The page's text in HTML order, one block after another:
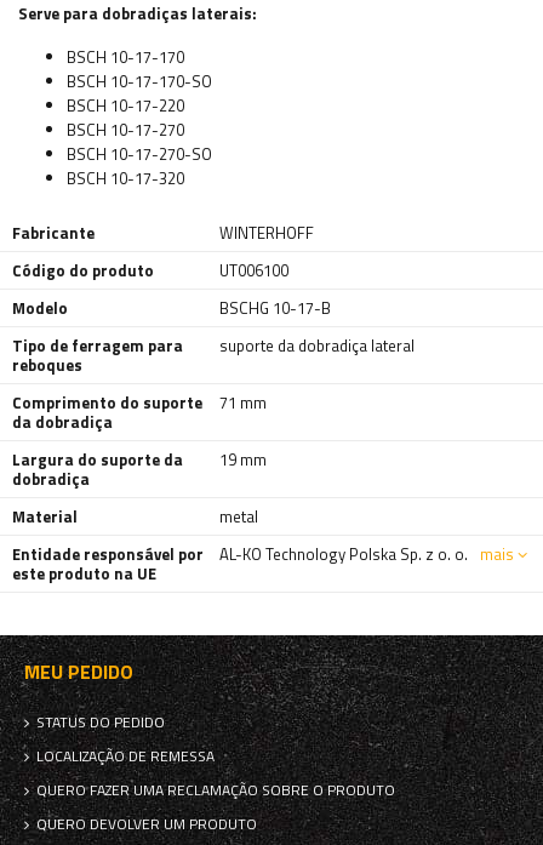
Serve para dobradiças laterais:
BSCH 10-17-170
BSCH 10-17-170-SO
BSCH 10-17-220
BSCH 10-17-270
BSCH 10-17-270-SO
BSCH 10-17-320
Fabricante
WINTERHOFF
Código do produto
UT006100
Modelo
BSCHG 10-17-B
Tipo de ferragem para
reboques
suporte da dobradiça lateral
Comprimento do suporte
da dobradiça
71 mm
Largura do suporte da
dobradiça
19 mm
Material
metal
Entidade responsável por
este produto na UE
AL-KO Technology Polska Sp. z o. o. mais
MEU PEDIDO
STATUS DO PEDIDO
LOCALIZAÇÃO DE REMESSA
QUERO FAZER UMA RECLAMAÇÃO SOBRE O PRODUTO
QUERO DEVOLVER UM PRODUTO